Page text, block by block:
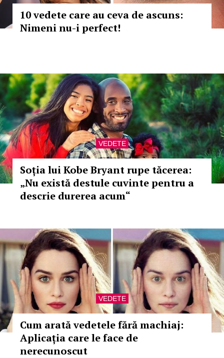
10 vedete care au ceva de ascuns:
Nimeni nu-i perfect!
VEDETE
Soția lui Kobe Bryant rupe tăcerea:
„Nu există destule cuvinte pentru a
descrie durerea acum“
VEDETE
Cum arată vedetele fără machiaj:
Aplicația care le face de
nerecunoscut